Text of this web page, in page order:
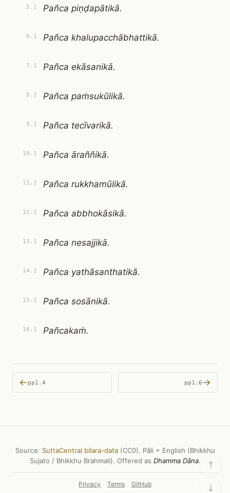
5.1 Pañca piṇḍapātikā.
6.1 Pañca khalupacchābhattikā.
7.1 Pañca ekāsanikā.
8.1 Pañca paṁsukūlikā.
9.1 Pañca tecīvarikā.
10.1 Pañca āraññikā.
11.1 Pañca rukkhamūlikā.
12.1 Pañca abbhokāsikā.
13.1 Pañca nesajjikā.
14.1 Pañca yathāsanthatikā.
15.1 Pañca sosānikā.
16.1 Pañcakaṁ.
⤒
⤓
← pp1.4 pp1.6 →
Source: SuttaCentral bilara-data(CC0). Pāli + English (Bhikkhu
Sujato / Bhikkhu Brahmali). Offered as Dhamma Dāna.
Privacy · Terms · GitHub